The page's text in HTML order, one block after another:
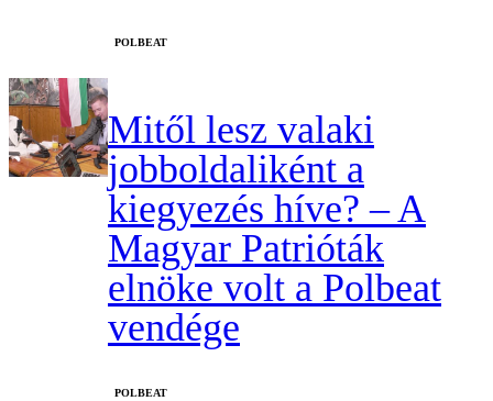
‎POLBEAT
Mitől lesz valaki
jobboldaliként a
kiegyezés híve? – A
Magyar Patrióták
elnöke volt a Polbeat
vendége
‎POLBEAT